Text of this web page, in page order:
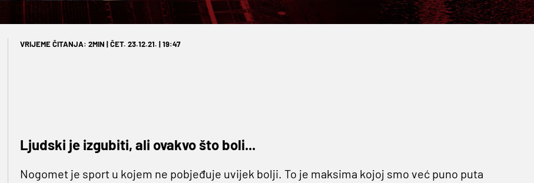
VRIJEME ČITANJA: 2MIN | ČET. 23.12.21. | 19:47
Ljudski je izgubiti, ali ovakvo što boli...
Nogomet je sport u kojem ne pobjeđuje uvijek bolji. To je maksima kojoj smo već puno puta